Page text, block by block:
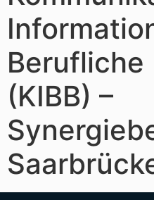
Berufliche
(KIBB) –